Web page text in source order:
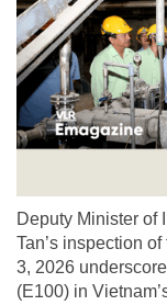
Deputy Minister of
Tan’s inspection
3, 2026
(E100) in